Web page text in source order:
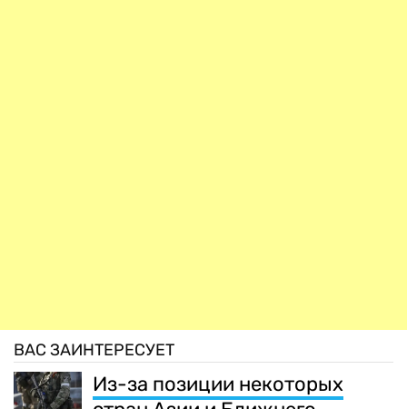
ВАС ЗАИНТЕРЕСУЕТ
Из-за позиции некоторых